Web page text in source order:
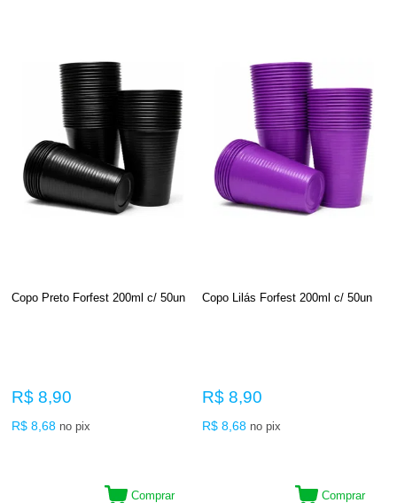
Copo Preto Forfest 200ml c/ 50un
R$ 8,90
R$ 8,68 no pix
Comprar
Copo Lilás Forfest 200ml c/ 50un
R$ 8,90
R$ 8,68 no pix
Comprar